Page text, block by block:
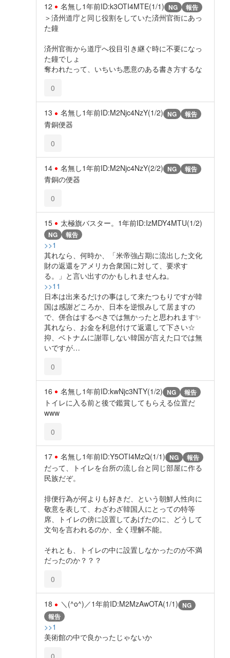
12 名無し1年前ID:k3OTI4MTE(1/1) NG 報告
＞済州道庁と同じ役割をしていた済州官衙にあっ
た鐘
済州官衙から道庁へ役目引き継ぐ時に不要になっ
た鐘でしょ
奪われたって、いちいち悪意のある書き方するな
0
13 名無し1年前ID:M2Njc4NzY(1/2) NG 報告
青銅便器
0
14 名無し1年前ID:M2Njc4NzY(2/2) NG 報告
青銅の便器
0
15 太極旗バスター。 1年前ID:IzMDY4MTU(1/2)
NG 報告
>>1
其れなら、何時か、「米帝強占期に流出した文化
財の返還をアメリカ合衆国に対して、要求す
る。」と言い出すのかもしれませんね。
>>11
日本は出来るだけの事はして来たつもりですが韓
国は感謝どころか、日本を逆恨みして居ますの
で、併合はするべきでは無かったと思われます✨️
其れなら、お金を利息付けて返還して下さい☆
抑、ベトナムに謝罪しない韓国が言えた口では無
いですが…
0
16 名無し1年前ID:kwNjc3NTY(1/2) NG 報告
トイレに入る前と後で鑑賞してもらえる位置だ
www
0
17 名無し1年前ID:Y5OTI4MzQ(1/1) NG 報告
だって、トイレを台所の流し台と同じ部屋に作る
民族だぞ。
排便行為が何よりも好きだ、という朝鮮人性向に
敬意を表して、わざわざ韓国人にとっての特等
席、トイレの傍に設置してあげたのに、どうして
文句を言われるのか、全く理解不能。
それとも、トイレの中に設置しなかったのが不満
だったのか？？？
0
18 ＼(^o^)／1年前ID:M2MzAwOTA(1/1) NG
報告
>>1
美術館の中で良かったじゃないか
0